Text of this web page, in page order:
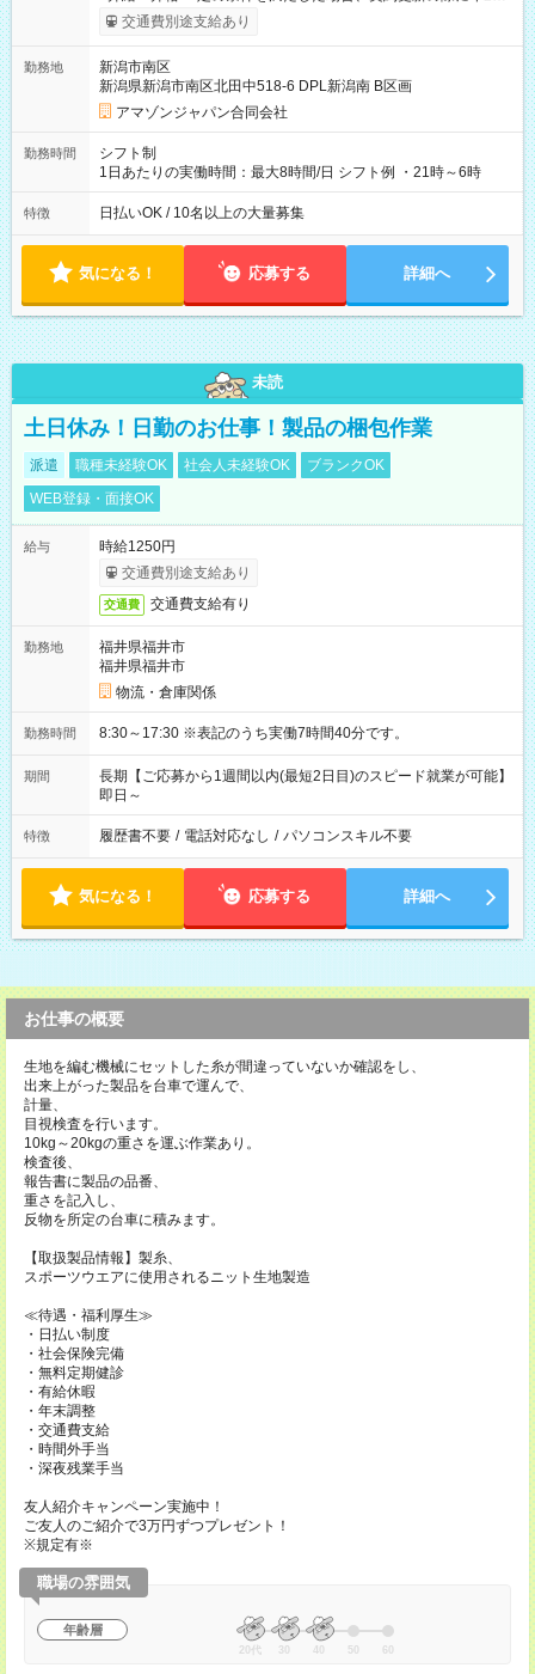
まで昇給の機会があります。 ■正社員登用制度あり ※月末締/翌
月25日支払い ※時間外手当、別途支給 ※深夜割増賃金 (22:00～
☆Amazon直雇用で安定して働けます！ 【試用期間】試用期間
あり 試用期間の長さ：1週間 雇用形態、給与は本採用時と同じ
です。
交通費別途支給あり
勤務地
新潟市南区
新潟県新潟市南区北田中518-6 DPL新潟南 B区画
アマゾンジャパン合同会社
勤務時間
シフト制
1日あたりの実働時間：最大8時間/日 シフト例 ・21時～6時
特徴 日払いOK / 10名以上の大量募集
気になる！ 応募する 詳細へ
未読
土日休み！日勤のお仕事！製品の梱包作業
派遣 職種未経験OK 社会人未経験OK
ブランクOK
WEB登録・面接OK
給与
時給1250円
交通費別途支給あり
交通費 交通費支給有り
勤務地
福井県福井市
福井県福井市
物流・倉庫関係
勤務時間 8:30～17:30 ※表記のうち実働7時間40分です。
期間
長期【ご応募から1週間以内(最短2日目)のスピード就業が可能】
即日～
特徴 履歴書不要 / 電話対応なし / パソコンスキル不要
気になる！ 応募する 詳細へ
お仕事の概要
生地を編む機械にセットした糸が間違っていないか確認をし、
出来上がった製品を台車で運んで、
計量、
目視検査を行います。
10kg～20kgの重さを運ぶ作業あり。
検査後、
報告書に製品の品番、
重さを記入し、
反物を所定の台車に積みます。
【取扱製品情報】製糸、
スポーツウエアに使用されるニット生地製造
≪待遇・福利厚生≫
・日払い制度
・社会保険完備
・無料定期健診
・有給休暇
・年末調整
・交通費支給
・時間外手当
・深夜残業手当
友人紹介キャンペーン実施中！
ご友人のご紹介で3万円ずつプレゼント！
※規定有※
職場の雰囲気
年齢層
20代 30 40 50 60